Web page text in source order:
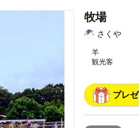
牧場
さくや
羊
観光客
プレ